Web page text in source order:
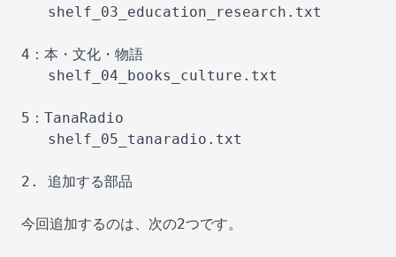
   shelf_03_education_research.txt
4：本・文化・物語
   shelf_04_books_culture.txt
5：TanaRadio
   shelf_05_tanaradio.txt
2. 追加する部品
今回追加するのは、次の2つです。